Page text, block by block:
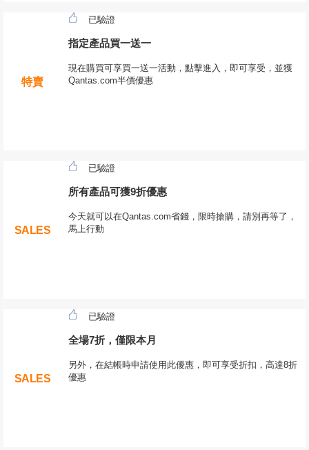
特賣
已驗證
指定產品買一送一
現在購買可享買一送一活動，點擊進入，即可享受，並獲
Qantas.com半價優惠
SALES
已驗證
所有產品可獲9折優惠
今天就可以在Qantas.com省錢，限時搶購，請別再等了，
馬上行動
SALES
已驗證
全場7折，僅限本月
另外，在結帳時申請使用此優惠，即可享受折扣，高達8折
優惠